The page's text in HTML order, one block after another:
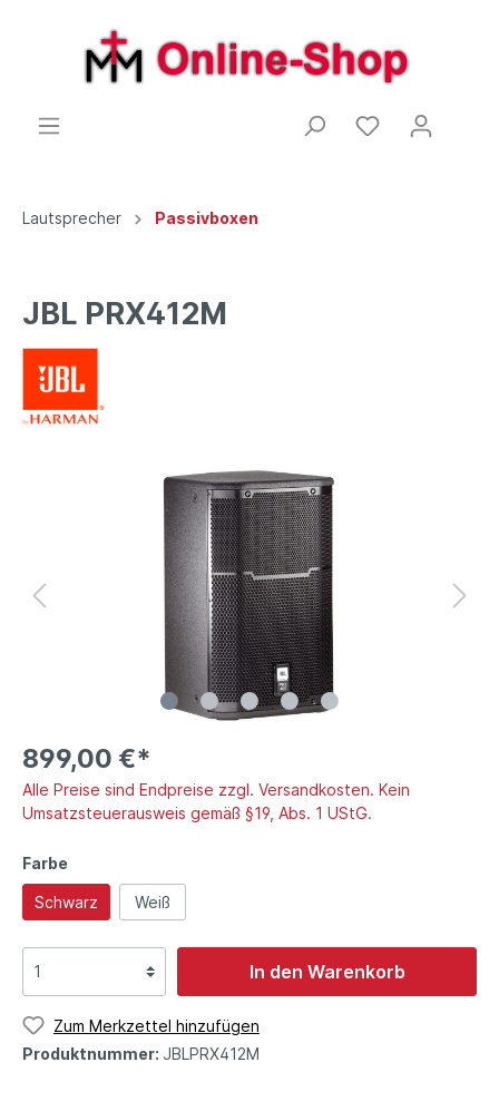
Lautsprecher Passivboxen
JBL PRX412M
899,00 €*
Alle Preise sind Endpreise zzgl. Versandkosten. Kein
Umsatzsteuerausweis gemäß §19, Abs. 1 UStG.
Farbe
Schwarz Weiß
In den Warenkorb
Zum Merkzettel hinzufügen
Produktnummer: JBLPRX412M